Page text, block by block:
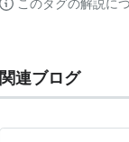
このタグの解説に
関連ブログ